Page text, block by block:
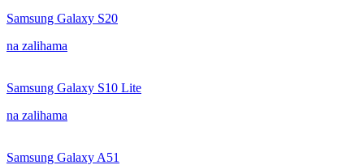
Samsung Galaxy S20
na zalihama
Samsung Galaxy S10 Lite
na zalihama
Samsung Galaxy A51